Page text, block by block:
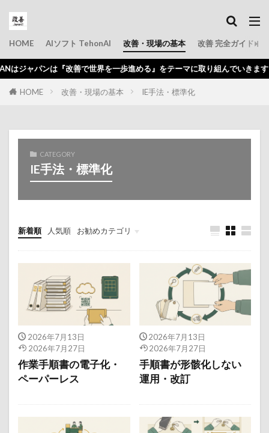
HOME AIソフト TehonAI 改善・現場の基本 改善 完全ガイド
パンは『改善で世界を一歩進める』をテーマに取り組んでいきます。
HOME 改善・現場の基本 IE手法・標準化
CATEGORY
IE手法・標準化
新着順 人気順 お勧めカテゴリ
初心者
問題点
仕事のコツ
2026年7月13日
2026年7月27日
作業手順書の電子化・
ペーパーレス
2026年7月13日
2026年7月27日
手順書が形骸化しない
運用・改訂